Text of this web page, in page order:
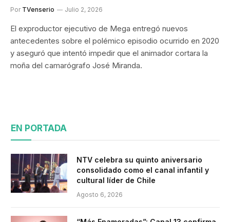
Por TVenserio Julio 2, 2026
El exproductor ejecutivo de Mega entregó nuevos
antecedentes sobre el polémico episodio ocurrido en 2020
y aseguró que intentó impedir que el animador cortara la
moña del camarógrafo José Miranda.
EN PORTADA
NTV celebra su quinto aniversario
consolidado como el canal infantil y
cultural líder de Chile
Agosto 6, 2026